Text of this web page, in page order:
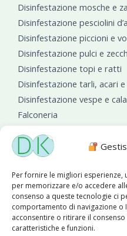
Per fornire le migliori
per memorizzare e/o accedere
consenso a queste tecnologie ci
comportamento di navigazione o
acconsentire o ritirare il
caratteristiche e funzioni.
Disinfestazione mosche e
Disinfestazione pesciolini
Disinfestazione piccioni e
Disinfestazione pulci e
Disinfestazione topi e ratti
Disinfestazione tarli, acari
Disinfestazione vespe e
Falconeria
Sanificazioni ambientali